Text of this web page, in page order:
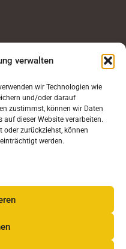
verwalten
wir Technologien wie
und/oder darauf
zustimmst, können wir Daten
auf dieser Website verarbeiten.
zurückziehst, können
werden.